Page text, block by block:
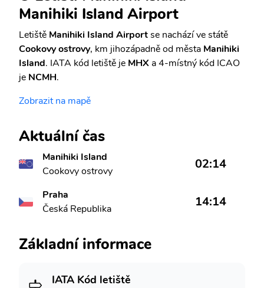
Manihiki Island Airport
Letiště Manihiki Island Airportse nachází ve státě
Cookovy ostrovy, km jihozápadně od města Manihiki
Island. IATA kód letiště je MHX a 4-místný kód ICAO
je NCMH.
Zobrazit na mapě
Aktuální čas
Manihiki Island
Cookovy ostrovy
02:14
Praha
Česká Republika
14:14
Základní informace
IATA Kód letiště